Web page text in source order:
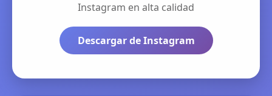
Instagram en alta calidad
Descargar de Instagram